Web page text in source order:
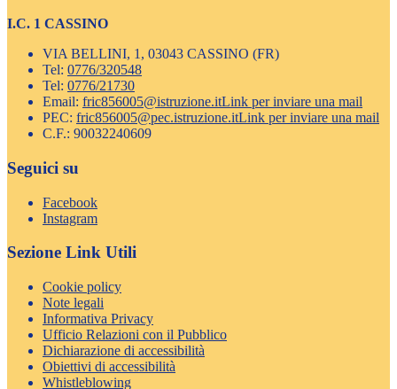
I.C. 1 CASSINO
VIA BELLINI, 1, 03043 CASSINO (FR)
Tel: 0776/320548
Tel: 0776/21730
Email: fric856005@istruzione.itLink per inviare una mail
PEC: fric856005@pec.istruzione.itLink per inviare una mail
C.F.: 90032240609
Seguici su
Facebook
Instagram
Sezione Link Utili
Cookie policy
Note legali
Informativa Privacy
Ufficio Relazioni con il Pubblico
Dichiarazione di accessibilità
Obiettivi di accessibilità
Whistleblowing